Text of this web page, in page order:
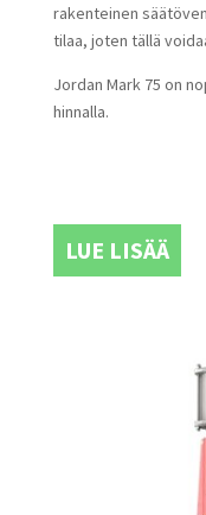
rakenteinen
tilaa, joten tällä
Jordan Mark 75 on
hinnalla.
LUE LISÄÄ